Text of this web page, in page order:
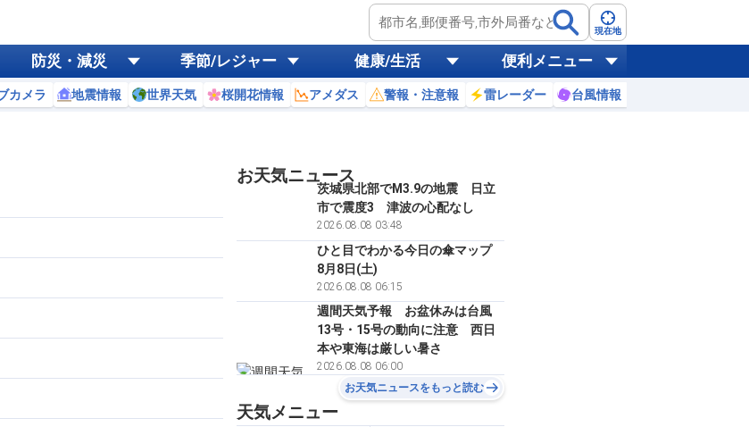
現在地
防災・減災 季節/レジャー 健康/生活 便利メニュー
カメラ 地震情報 世界天気 桜開花情報 アメダス 警報・注意報 雷レーダー 台風情報
お天気ニュース
茨城県北部でM3.9の地震 日立
市で震度3 津波の心配なし
2026.08.08 03:48
ひと目でわかる今日の傘マップ
8月8日(土)
2026.08.08 06:15
週間天気予報 お盆休みは台風
13号・15号の動向に注意 西日
本や東海は厳しい暑さ
2026.08.08 06:00
お天気ニュースをもっと読む
天気メニュー